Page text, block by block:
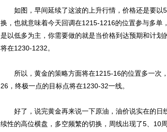
如图，早间延续了这波的上升行情，价格还是要以
换，也就意味着今天回调在1215-1216的位置参与多单
是以低多为主，你需要做的就是当价格到达预期和计
将在1230-1232。
所以，黄金的策略方面将在1215-16的位置多一次
26，终极一点的目标点将在1230-32一线。
好了，说完黄金再来说一下原油，油价说实在的日
续性的高位横盘，多空频繁的切换，周线出现了5、10